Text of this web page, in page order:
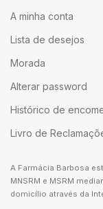
A minha conta
Lista de desejos
Morada
Alterar password
Histórico de
Livro de
A Farmácia Barbosa
MNSRM e MSRM
domicílio através da